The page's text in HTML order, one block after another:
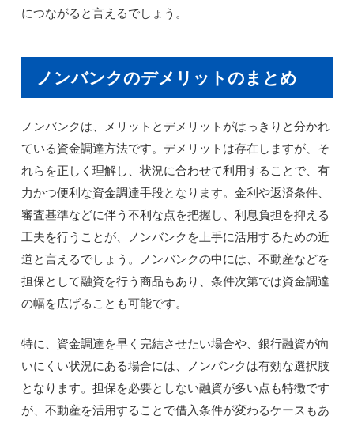
につながると言えるでしょう。
ノンバンクのデメリットのまとめ
ノンバンクは、メリットとデメリットがはっきりと分かれ
ている資金調達方法です。デメリットは存在しますが、そ
れらを正しく理解し、状況に合わせて利用することで、有
力かつ便利な資金調達手段となります。金利や返済条件、
審査基準などに伴う不利な点を把握し、利息負担を抑える
工夫を行うことが、ノンバンクを上手に活用するための近
道と言えるでしょう。ノンバンクの中には、不動産などを
担保として融資を行う商品もあり、条件次第では資金調達
の幅を広げることも可能です。
特に、資金調達を早く完結させたい場合や、銀行融資が向
いにくい状況にある場合には、ノンバンクは有効な選択肢
となります。担保を必要としない融資が多い点も特徴です
が、不動産を活用することで借入条件が変わるケースもあ